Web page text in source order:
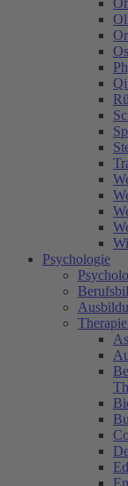
Psychologie